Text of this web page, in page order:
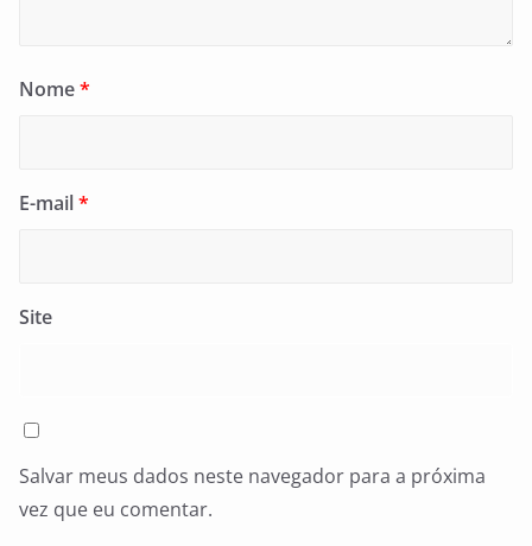
Nome*
E-mail*
Site
Salvar meus dados neste navegador para a próxima
vez que eu comentar.